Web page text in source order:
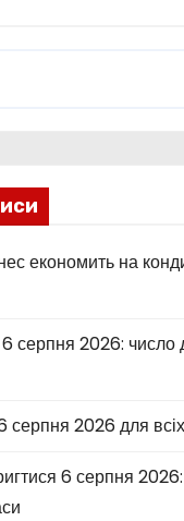
економить на
серпня 2026: число
серпня 2026 для всіх
6 серпня